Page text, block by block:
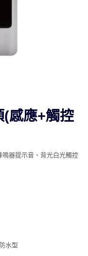
(感應+觸控
器提示音、背光白光觸控
防水型